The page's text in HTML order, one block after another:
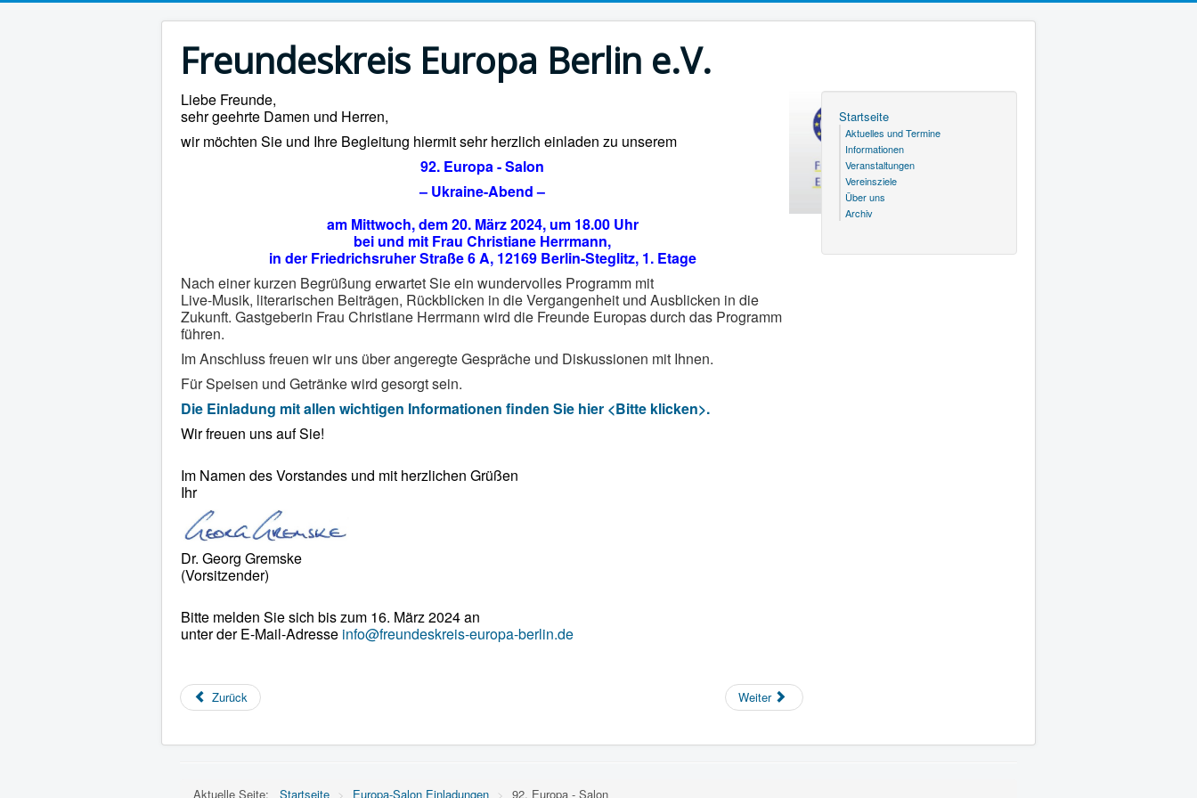
Freundeskreis Europa Berlin e.V.
Liebe Freunde,
sehr geehrte Damen und Herren,
wir möchten Sie und Ihre Begleitung hiermit sehr herzlich einladen zu unserem
92. Europa - Salon
– Ukraine-Abend –
am Mittwoch, dem 20. März 2024, um 18.00 Uhr
bei und mit Frau Christiane Herrmann,
in der Friedrichsruher Straße 6 A, 12169 Berlin-Steglitz, 1. Etage
Nach einer kurzen Begrüßung erwartet Sie ein wundervolles Programm mit
Live-Musik, literarischen Beiträgen, Rückblicken in die Vergangenheit und Ausblicken in die
Zukunft. Gastgeberin Frau Christiane Herrmann wird die Freunde Europas durch das Programm
führen.
Im Anschluss freuen wir uns über angeregte Gespräche und Diskussionen mit Ihnen.
Für Speisen und Getränke wird gesorgt sein.
Die Einladung mit allen wichtigen Informationen finden Sie hier <Bitte klicken>.
Wir freuen uns auf Sie!
Im Namen des Vorstandes und mit herzlichen Grüßen
Ihr
Dr. Georg Gremske
(Vorsitzender)
Bitte melden Sie sich bis zum 16. März 2024 an
unter der E-Mail-Adresse info@freundeskreis-europa-berlin.de
Zurück Weiter
Startseite
Aktuelles und Termine
Informationen
Veranstaltungen
Vereinsziele
Über uns
Archiv
Aktuelle Seite: Startseite > Europa-Salon Einladungen > 92. Europa - Salon